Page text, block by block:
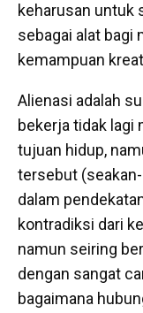
keharusan untuk
sebagai alat bagi
kemampuan
Alienasi adalah
bekerja tidak lagi
tujuan hidup,
tersebut
dalam
kontradiksi dari
namun seiring
dengan sangat
bagaimana